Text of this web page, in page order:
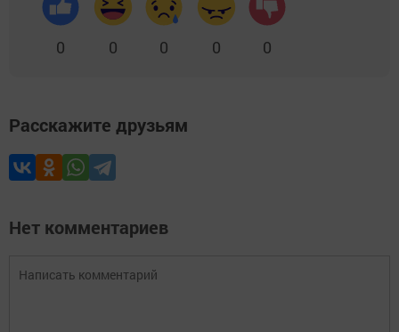
0 0 0 0 0
Расскажите друзьям
Нет комментариев